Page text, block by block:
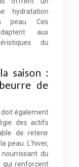
hydratation
peau. Ces
aux
du
saison :
de
doit également
des actifs
de retenir
peau. L’hiver,
du
qui renforcent